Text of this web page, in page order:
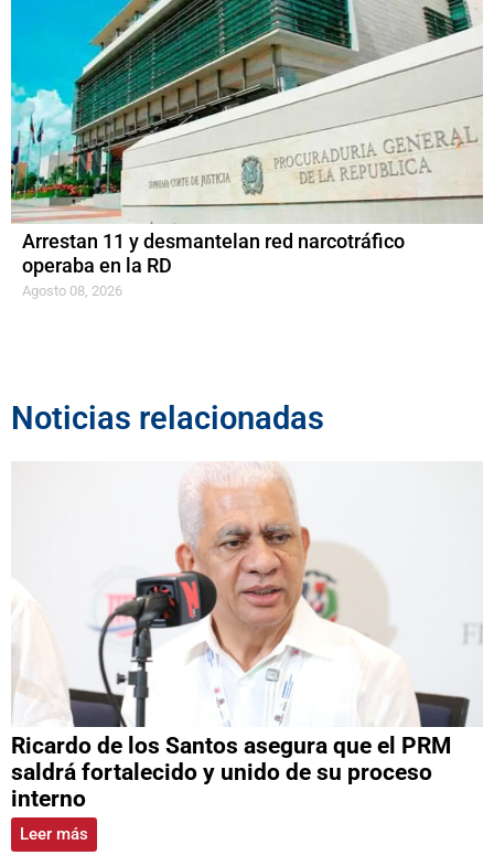
Arrestan 11 y desmantelan red narcotráfico
operaba en la RD
Agosto 08, 2026
Noticias relacionadas
Ricardo de los Santos asegura que el PRM
saldrá fortalecido y unido de su proceso
interno
Leer más